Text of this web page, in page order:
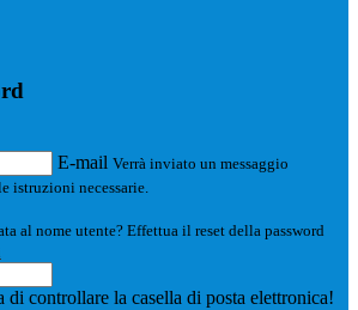
E-mail Verrà inviato un messaggio
istruzioni necessarie.
al nome utente? Effettua il reset della password
di controllare la casella di posta elettronica!